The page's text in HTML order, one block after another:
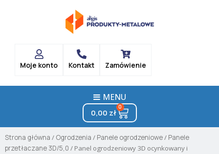
Moje konto Kontakt Zamówienie
MENU
0,00 zł
0
Cart
Strona główna / Ogrodzenia / Panele ogrodzeniowe/ Panele
przetłaczane 3D/5,0 / Panel ogrodzeniowy 3D ocynkowany i